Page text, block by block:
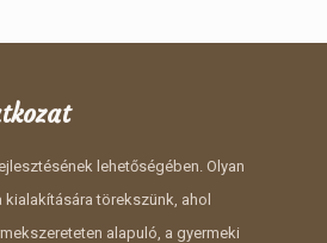
lehetőségében. Olyan
törekszünk, ahol
alapuló, a gyermeki